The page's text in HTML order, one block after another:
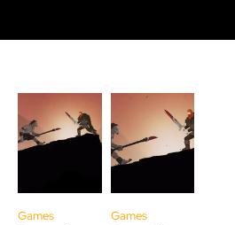
Games Games